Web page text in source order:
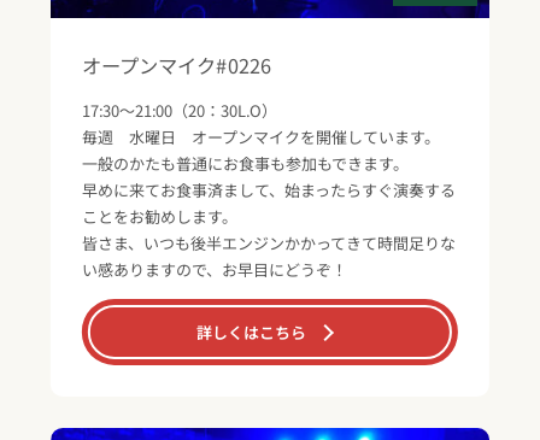
オープンマイク#0226
17:30～21:00（20：30L.O）
毎週 水曜日 オープンマイクを開催しています。
一般のかたも普通にお食事も参加もできます。
早めに来てお食事済まして、始まったらすぐ演奏する
ことをお勧めします。
皆さま、いつも後半エンジンかかってきて時間足りな
い感ありますので、お早目にどうぞ！
詳しくはこちら